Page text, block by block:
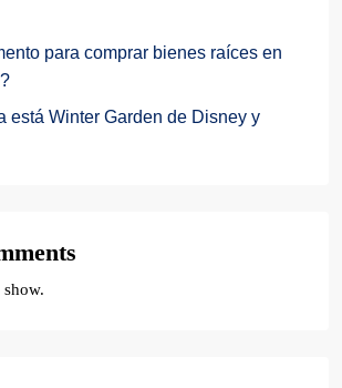
para comprar bienes raíces en
está Winter Garden de Disney y